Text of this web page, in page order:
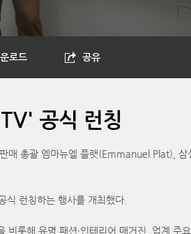
로드 공유
공식 런칭
총괄 엠마뉴엘 플랫(Emmanuel Plat),
식 런칭하는 행사를 개최했다.
롯해 유명 패션∙인테리어 매거진, 업계 주